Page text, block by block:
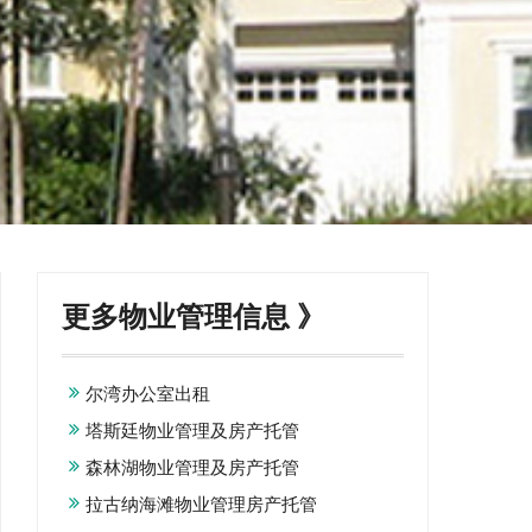
更多物业管理信息 》
尔湾办公室出租
塔斯廷物业管理及房产托管
森林湖物业管理及房产托管
拉古纳海滩物业管理房产托管